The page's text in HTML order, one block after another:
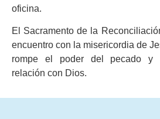
oficina.
El Sacramento de la
encuentro con la misericordia de
rompe el poder del pecado y
relación con Dios.